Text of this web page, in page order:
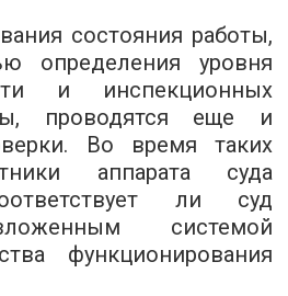
состояния работы,
определения уровня
и инспекционных
проводятся еще и
Во время таких
аппарата суда
ли суд
системой
функционирования